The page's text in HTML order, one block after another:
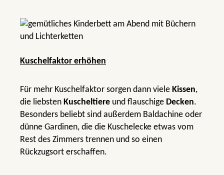
Kuschelfaktor erhöhen
Für mehr Kuschelfaktor sorgen dann viele Kissen,
die liebsten Kuscheltiere und flauschige Decken.
Besonders beliebt sind außerdem Baldachine oder
dünne Gardinen, die die Kuschelecke etwas vom
Rest des Zimmers trennen und so einen
Rückzugsort erschaffen.